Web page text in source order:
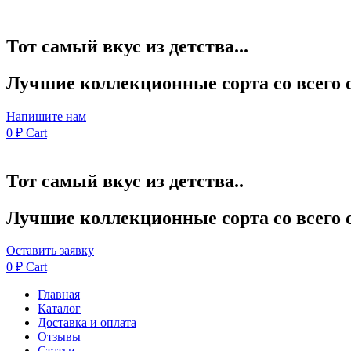
Тот самый вкус из детства...
Лучшие коллекционные сорта со всего
Напишите нам
0 ₽ Cart
Тот самый вкус из детства..
Лучшие коллекционные сорта со всего
Оставить заявку
0 ₽ Cart
Главная
Каталог
Доставка и оплата
Отзывы